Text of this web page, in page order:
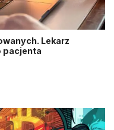
Lekarz
pacjenta